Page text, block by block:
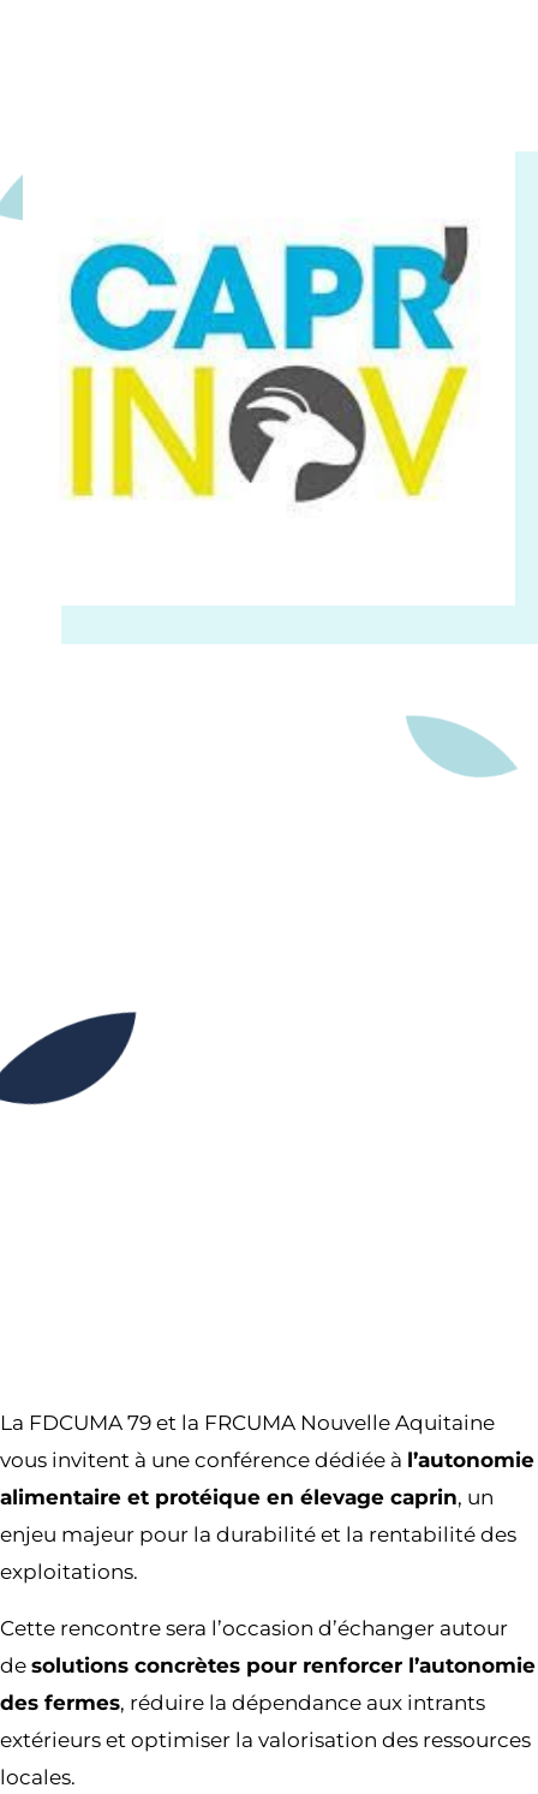
16H00
La FDCUMA 79 et la FRCUMA Nouvelle Aquitaine
vous invitent à une conférence dédiée à l’autonomie
alimentaire et protéique en élevage caprin, un
enjeu majeur pour la durabilité et la rentabilité des
exploitations.
Cette rencontre sera l’occasion d’échanger autour
de solutions concrètes pour renforcer l’autonomie
des fermes, réduire la dépendance aux intrants
extérieurs et optimiser la valorisation des ressources
locales.